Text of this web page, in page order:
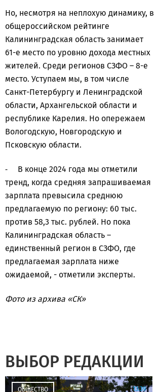
Но, несмотря на неплохую динамику, в
общероссийском рейтинге
Калининградская область занимает
61-е место по уровню дохода местных
жителей. Среди регионов СЗФО – 8-е
место. Уступаем мы, в том числе
Санкт-Петербургу и Ленинградской
области, Архангельской области и
республике Карелия. Но опережаем
Вологодскую, Новгородскую и
Псковскую области.
⁃ В конце 2024 года мы отметили
тренд, когда средняя запрашиваемая
зарплата превысила среднюю
предлагаемую по региону: 60 тыс.
против 58,3 тыс. рублей. Но пока
Калининградская область –
единственный регион в СЗФО, где
предлагаемая зарплата ниже
ожидаемой, - отметили эксперты.
Фото из архива «СК»
ВЫБОР РЕДАКЦИИ
ОБЩЕСТВО 13:39